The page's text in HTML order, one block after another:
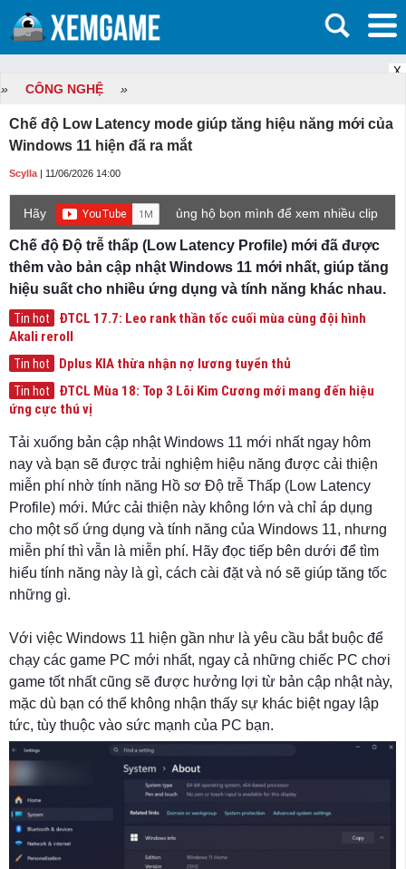
X
» CÔNG NGHỆ »
Chế độ Low Latency mode giúp tăng hiệu năng mới của
Windows 11 hiện đã ra mắt
Scylla | 11/06/2026 14:00
Hãy
ủng hộ bọn mình để xem nhiều clip
game mới hơn nhé!
Chế độ Độ trễ thấp (Low Latency Profile) mới đã được
thêm vào bản cập nhật Windows 11 mới nhất, giúp tăng
hiệu suất cho nhiều ứng dụng và tính năng khác nhau.
Tin hot
ĐTCL 17.7: Leo rank thần tốc cuối mùa cùng đội hình
Akali reroll
Tin hot Dplus KIA thừa nhận nợ lương tuyển thủ
Tin hot
ĐTCL Mùa 18: Top 3 Lõi Kim Cương mới mang đến hiệu
ứng cực thú vị
Tải xuống bản cập nhật Windows 11 mới nhất ngay hôm
nay và bạn sẽ được trải nghiệm hiệu năng được cải thiện
miễn phí nhờ tính năng Hồ sơ Độ trễ Thấp (Low Latency
Profile) mới. Mức cải thiện này không lớn và chỉ áp dụng
cho một số ứng dụng và tính năng của Windows 11, nhưng
miễn phí thì vẫn là miễn phí. Hãy đọc tiếp bên dưới để tìm
hiểu tính năng này là gì, cách cài đặt và nó sẽ giúp tăng tốc
những gì.
Với việc Windows 11 hiện gần như là yêu cầu bắt buộc để
chạy các game PC mới nhất, ngay cả những chiếc PC chơi
game tốt nhất cũng sẽ được hưởng lợi từ bản cập nhật này,
mặc dù bạn có thể không nhận thấy sự khác biệt ngay lập
tức, tùy thuộc vào sức mạnh của PC bạn.